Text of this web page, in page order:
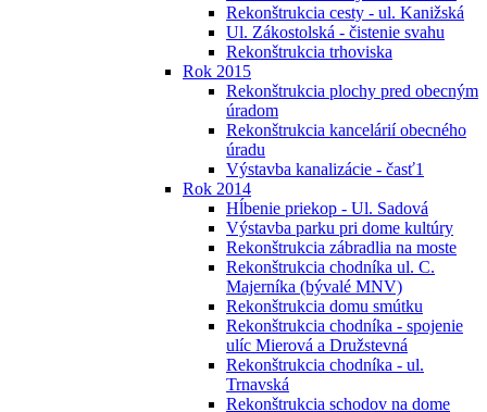
Rekonštrukcia cesty - ul. Kanižská
Ul. Zákostolská - čistenie svahu
Rekonštrukcia trhoviska
Rok 2015
Rekonštrukcia plochy pred obecným
úradom
Rekonštrukcia kancelárií obecného
úradu
Výstavba kanalizácie - časť1
Rok 2014
Hĺbenie priekop - Ul. Sadová
Výstavba parku pri dome kultúry
Rekonštrukcia zábradlia na moste
Rekonštrukcia chodníka ul. C.
Majerníka (bývalé MNV)
Rekonštrukcia domu smútku
Rekonštrukcia chodníka - spojenie
ulíc Mierová a Družstevná
Rekonštrukcia chodníka - ul.
Trnavská
Rekonštrukcia schodov na dome